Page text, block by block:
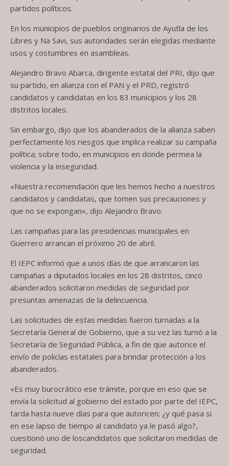
partidos políticos.
En los municipios de pueblos originarios de Ayutla de los
Libres y Na Savi, sus autoridades serán elegidas mediante
usos y costumbres en asambleas.
Alejandro Bravo Abarca, dirigente estatal del PRI, dijo que
su partido, en alianza con el PAN y el PRD, registró
candidatos y candidatas en los 83 municipios y los 28
distritos locales.
Sin embargo, dijo que los abanderados de la alianza saben
perfectamente los riesgos que implica realizar su campaña
política; sobre todo, en municipios en donde permea la
violencia y la inseguridad.
«Nuestra recomendación que les hemos hecho a nuestros
candidatos y candidatas, que tomen sus precauciones y
que no se expongan», dijo Alejandro Bravo.
Las campañas para las presidencias municipales en
Guerrero arrancan el próximo 20 de abril.
El IEPC informó que a unos días de que arrancaron las
campañas a diputados locales en los 28 distritos, cinco
abanderados solicitaron medidas de seguridad por
presuntas amenazas de la delincuencia.
Las solicitudes de estas medidas fueron turnadas a la
Secretaría General de Gobierno, que a su vez las turnó a la
Secretaría de Seguridad Pública, a fin de que autorice el
envío de policías estatales para brindar protección a los
abanderados.
«Es muy burocrático ese trámite, porque en eso que se
envía la solicitud al gobierno del estado por parte del IEPC,
tarda hasta nueve días para que autoricen; ¿y qué pasa si
en ese lapso de tiempo al candidato ya le pasó algo?,
cuestionó uno de loscandidatos que solicitaron medidas de
seguridad.